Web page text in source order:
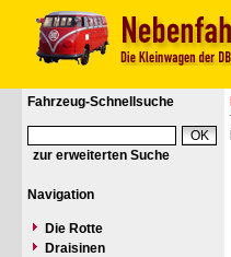
Fahrzeug-Schnellsuche
zur erweiterten Suche
Navigation
Die Rotte
Draisinen